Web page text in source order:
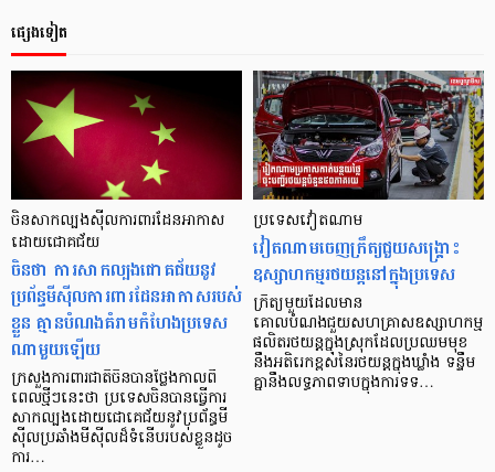
ផ្សេងទៀត
ចិនសាកល្បងស៊ីលការពារដែនអាកាស
ដោយជោគជ័យ
ចិនថា ការសាកល្បងជោគជ័យនូវ
ប្រព័ន្ធមីស៊ីលការពារដែនអាកាសរបស់
ខ្លួន គ្មានបំណងគំរាមកំហែងប្រទេស
ណាមួយឡើយ
ក្រសួងការពារជាតិចិនបានថ្លែងកាលពី
ពេលថ្មីៗនេះថា ប្រទេសចិនបានធ្វើការ
សាកល្បងដោយជោគេជ័យនូវប្រព័ន្ធមី
ស៊ីលប្រឆាំងមីស៊ីលដ៏ទំនើបរបស់ខ្លួនដូច
ការ…
ប្រទេសវៀតណាម
វៀតណាមចេញក្រឹត្យជួយសង្រ្គោះ
ឧស្សាហកម្មរថយន្តនៅក្នុងប្រទេស
ក្រឹត្យមួយដែលមាន
គោលបំណងជួយសហគ្រាសឧស្សាហកម្ម
ផលិតរថយន្តក្នុងស្រុកដែលប្រឈមមុខ
នឹងអតិរេកខ្ពស់នៃរថយន្តក្នុងឃ្លាំង ទន្ទឹម
គ្នានឹងលទ្ធភាពទាបក្នុងការទទ…